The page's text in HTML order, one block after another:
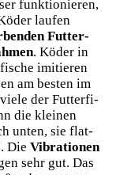
funk­tio­nie­ren,
lau­fen
Fut­ter­
. Köder in
imi­tie­ren
am bes­ten im
vie­le der Fut­ter­fi­
die klei­nen
unten, sie flat­
Die Vibra­tio­nen
sehr gut. Das